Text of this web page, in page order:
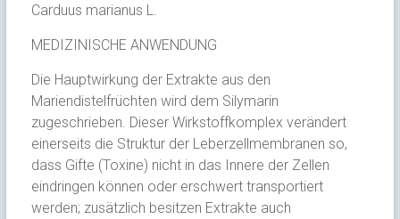
Carduus marianus L.
MEDIZINISCHE ANWENDUNG
Die Hauptwirkung der Extrakte aus den
Mariendistelfrüchten wird dem Silymarin
zugeschrieben. Dieser Wirkstoffkomplex verändert
einerseits die Struktur der Leberzellmembranen so,
dass Gifte (Toxine) nicht in das Innere der Zellen
eindringen können oder erschwert transportiert
werden; zusätzlich besitzen Extrakte auch